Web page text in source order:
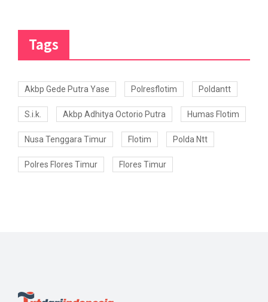
Tags
Akbp Gede Putra Yase Polresflotim Poldantt
S.i.k. Akbp Adhitya Octorio Putra Humas Flotim
Nusa Tenggara Timur Flotim Polda Ntt
Polres Flores Timur Flores Timur